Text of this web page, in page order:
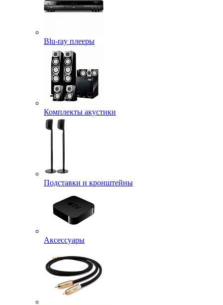
Blu-ray плееры
Комплекты акустики
Подставки и кронштейны
Аксессуары